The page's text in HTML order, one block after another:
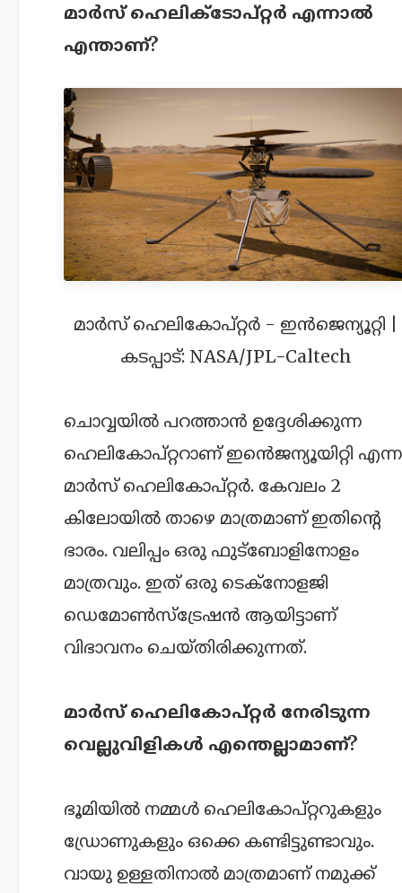
മാർസ് ഹെലിക്ടോപ്റ്റർ എന്നാൽ
എന്താണ്?
മാ‍ർസ് ഹെലികോപ്റ്റർ - ഇൻജെന്യൂറ്റി |
കടപ്പാട്: NASA/JPL-Caltech
ചൊവ്വയിൽ പറത്താൻ ഉദ്ദേശിക്കുന്ന
ഹെലികോപ്റ്ററാണ് ഇൻെജന്യൂയിറ്റി എന്ന
മാർസ് ഹെലികോപ്റ്റർ. കേവലം 2
കിലോയിൽ താഴെ മാത്രമാണ് ഇതിന്റെ
ഭാരം. വലിപ്പം ഒരു ഫുട്ബോളിനോളം
മാത്രവും. ഇത് ഒരു ടെക്നോളജി
ഡെമോൺസ്ട്രേഷൻ ആയിട്ടാണ്
വിഭാവനം ചെയ്തിരിക്കുന്നത്.
മാര്‍സ് ഹെലികോപ്റ്റർ നേരിടുന്ന
വെല്ലുവിളികൾ എന്തെല്ലാമാണ്?
ഭൂമിയിൽ നമ്മൾ ഹെലികോപ്റ്ററുകളും
ഡ്രോണുകളും ഒക്കെ കണ്ടിട്ടുണ്ടാവും.
വായു ഉള്ളതിനാൽ മാത്രമാണ് നമുക്ക്